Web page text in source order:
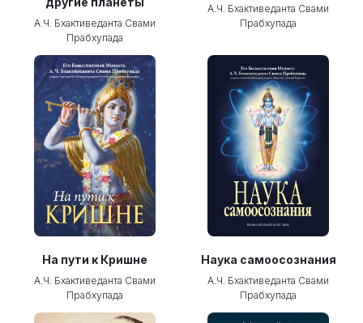
А.Ч. Бхактиведанта Свами
Прабхупада
А.Ч. Бхактиведанта Свами
Прабхупада
На пути к Кришне
А.Ч. Бхактиведанта Свами
Прабхупада
Наука самоосознания
А.Ч. Бхактиведанта Свами
Прабхупада